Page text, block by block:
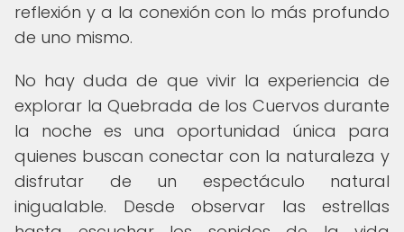
reflexión y a la conexión con lo más profundo
de uno mismo.
No hay duda de que vivir la experiencia de
explorar la Quebrada de los Cuervos durante
la noche es una oportunidad única para
quienes buscan conectar con la naturaleza y
disfrutar de un espectáculo natural
inigualable. Desde observar las estrellas